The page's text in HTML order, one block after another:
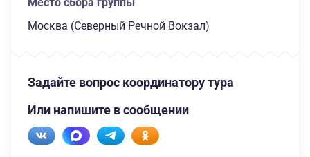
Москва (Северный Речной Вокзал)
Задайте вопрос координатору тура
Или напишите в сообщении